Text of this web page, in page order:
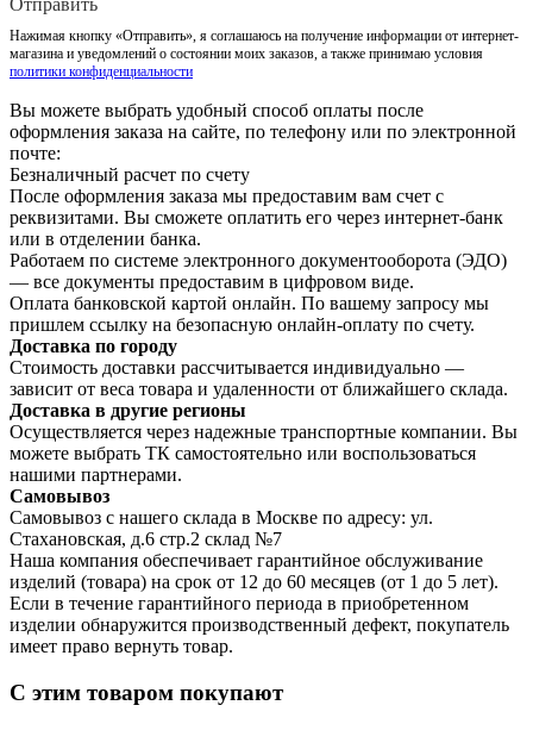
Нажимая кнопку «Отправить», я соглашаюсь на получение информации от интернет-
магазина и уведомлений о состоянии моих заказов, а также принимаю условия
политики конфиденциальности
Вы можете выбрать удобный способ оплаты после
оформления заказа на сайте, по телефону или по электронной
почте:
Безналичный расчет по счету
После оформления заказа мы предоставим вам счет с
реквизитами. Вы сможете оплатить его через интернет-банк
или в отделении банка.
Работаем по системе электронного документооборота (ЭДО)
— все документы предоставим в цифровом виде.
Оплата банковской картой онлайн. По вашему запросу мы
пришлем ссылку на безопасную онлайн-оплату по счету.
Доставка по городу
Стоимость доставки рассчитывается индивидуально —
зависит от веса товара и удаленности от ближайшего склада.
Доставка в другие регионы
Осуществляется через надежные транспортные компании. Вы
можете выбрать ТК самостоятельно или воспользоваться
нашими партнерами.
Самовывоз
Самовывоз с нашего склада в Москве по адресу: ул.
Стахановская, д.6 стр.2 склад №7
Наша компания обеспечивает гарантийное обслуживание
изделий (товара) на срок от 12 до 60 месяцев (от 1 до 5 лет).
Если в течение гарантийного периода в приобретенном
изделии обнаружится производственный дефект, покупатель
имеет право вернуть товар.
С этим товаром покупают